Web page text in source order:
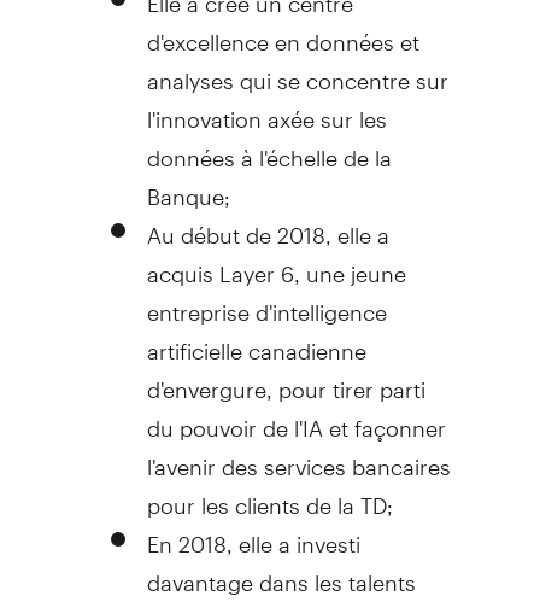
d'excellence en données et
analyses qui se concentre sur
l'innovation axée sur les
données à l'échelle de la
Banque;
Au début de 2018, elle a
acquis Layer 6, une jeune
entreprise d'intelligence
artificielle canadienne
d'envergure, pour tirer parti
du pouvoir de l'IA et façonner
l'avenir des services bancaires
pour les clients de la TD;
En 2018, elle a investi
davantage dans les talents